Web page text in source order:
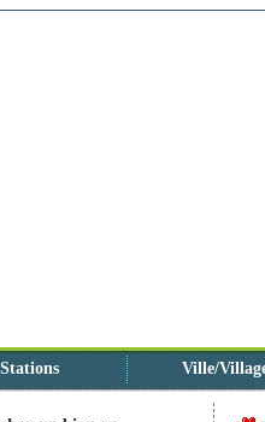
Stations Ville/